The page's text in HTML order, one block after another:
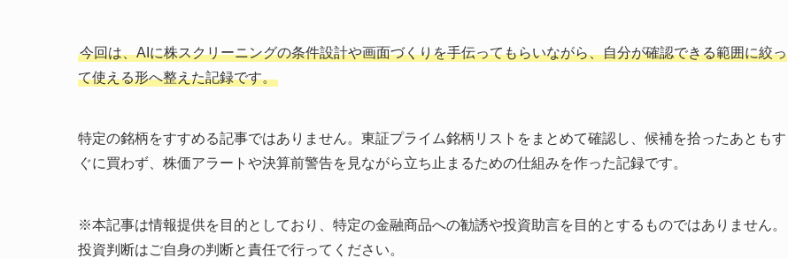
今回は、AIに株スクリーニングの条件設計や画面づくりを手伝ってもらいながら、自分が確認できる範囲に絞っ
て使える形へ整えた記録です。
特定の銘柄をすすめる記事ではありません。東証プライム銘柄リストをまとめて確認し、候補を拾ったあともす
ぐに買わず、株価アラートや決算前警告を見ながら立ち止まるための仕組みを作った記録です。
※本記事は情報提供を目的としており、特定の金融商品への勧誘や投資助言を目的とするものではありません。
投資判断はご自身の判断と責任で行ってください。